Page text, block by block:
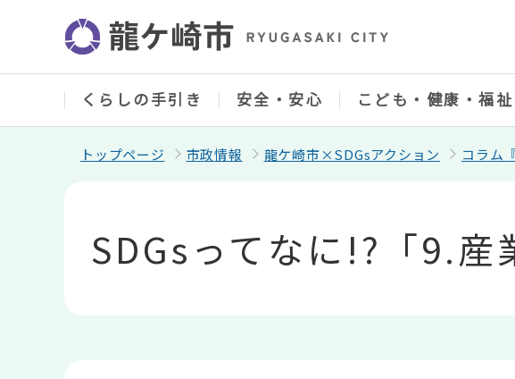
ジ
くらしの手引き 安全・安心 こども・健康・福祉
トップページ 市政情報 龍ケ崎市×SDGsアクション コラム
SDGsってなに!?「9.